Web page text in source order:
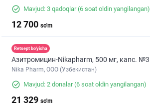
Mavjud: 3 qadoqlar(6 soat oldin yangilangan)
12 700 so'm
Retsept bo'yicha
Азитромицин-Nikapharm, 500 мг, капс. №3
Nika Pharm, ООО (Узбекистан)
Mavjud: 2 donalar(6 soat oldin yangilangan)
21 329 so'm